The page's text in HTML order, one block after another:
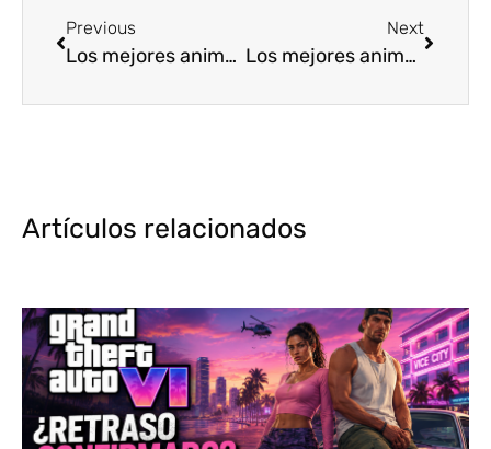
Previous
Los mejores animes Seinen de 2017 [Top5]
Next
Los mejores animes de Drama de 2017 [Top5]
Artículos relacionados